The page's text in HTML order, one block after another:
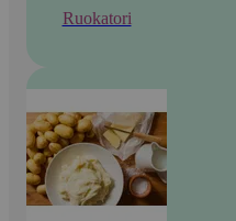
Ruokatori